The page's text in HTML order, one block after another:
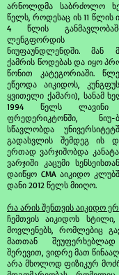
არნოლდმა საბრძოლო
წელს, როდესაც ის 11 წლის
4 წლის
ლენგფორდის
ნიუფაუნდლენდში. მან
ქამრის წოდებას და იყო
წონით კატეგორიაში.
ეწეოდა აიკიდოს,
ყვითელი ქამარი), სანამ
1994 წელს ლავინი
ფრედერიკტონში, ნიუ-
სწავლობდა
გადასვლის შემდეგ ის
ერთად ვარჯიშობდა კანატა
ვარჯიში კაცუმი
დაიწყო CMA აიკიდო
დანი 2012 წელს მიიღო.
რა არის შენთვის აიკიდო
ჩემთვის აიკიდოს
მოვლენებს, რომლებიც
მათთან
შერევით, ვიდრე მათ
არა მხოლოდ ფიზიკურ